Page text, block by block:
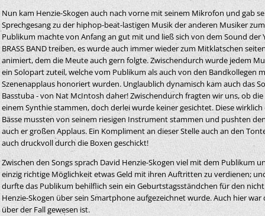
Nun kam Henzie-Skogen auch nach vorne mit seinem Mikrofon und gab
Sprechgesang zu der hiphop-beat-lastigen Musik der anderen Musiker
Publikum machte von Anfang an gut mit und ließ sich von dem Sound der
BRASS BAND treiben, es wurde auch immer wieder zum Mitklatschen
animiert, dem die Meute auch gern folgte. Zwischendurch wurde jedem
ein Solopart zuteil, welche vom Publikum als auch von den Bandkollegen
Szenenapplaus honoriert wurden. Unglaublich dynamisch kam auch das
Basstuba - von Nat McIntosh daher! Zwischendurch fragten wir uns, ob
einem Synthie stammen, doch derlei wurde keiner gesichtet. Diese
Bässe mussten von seinem riesigen Instrument stammen und pushten
auch er großen Applaus. Ein Kompliment an dieser Stelle auch an den
auch druckvoll durch die Boxen geschickt!
Zwischen den Songs sprach David Henzie-Skogen viel mit dem Publikum
einzig richtige Möglichkeit etwas Geld mit ihren Auftritten zu verdienen;
durfte das Publikum behilflich sein ein Geburtstagsständchen für den
Henzie-Skogen über sein Smartphone aufgezeichnet wurde. Auch hier
über der Fall gewesen ist.